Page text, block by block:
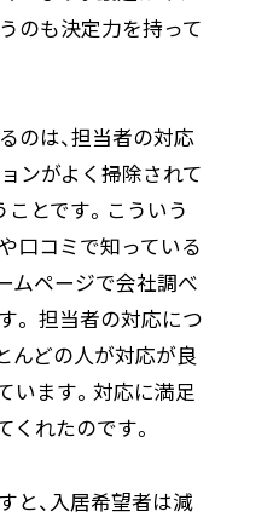
のも決定力を持って
のは、担当者の対応
ンがよく掃除されて
とです。こういう
口コミで知っている
ムページで会社調べ
。 担当者の対応につ
んどの人が対応が良
います。対応に満足
くれたのです。
と、入居希望者は減